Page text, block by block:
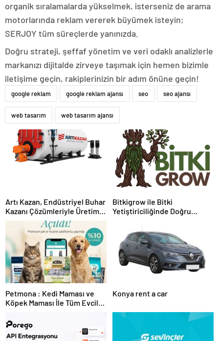
organik sıralamalarda yükselmek, isterseniz de arama
motorlarında reklam vererek büyümek isteyin;
SERJOY tüm süreçlerde yanınızda.
Doğru strateji, şeffaf yönetim ve veri odaklı analizlerle
markanızı dijitalde zirveye taşımak için hemen bizimle
iletişime geçin, rakiplerinizin bir adım önüne geçin!
google reklam google reklam ajansı seo seo ajansı
web tasarım web tasarım ajansı
Artı Kazan, Endüstriyel Buhar
Kazanı Çözümleriyle Üretim
Tesislerine Verimli Sistemler
Sunuyor
Bitkigrow ile Bitki
Yetiştiriciliğinde Doğru
Petmona : Kedi Maması ve
Köpek Maması İle Tüm Evcil
Konya rent a car